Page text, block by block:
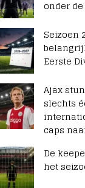
onder
Seizoen
Eerste
Ajax
slechts
caps
De
het